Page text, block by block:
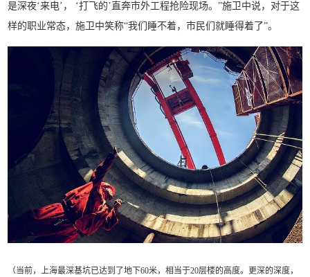
是深夜‘来电’， ‘打飞的’直奔市外工程抢险现场。”施卫中说，对于这
样的职业常态，施卫中笑称“我们睡不着，市民们就睡得着了”。
（当前，上海最深基坑已达到了地下60米，相当于20层楼的高度。更深的深度，